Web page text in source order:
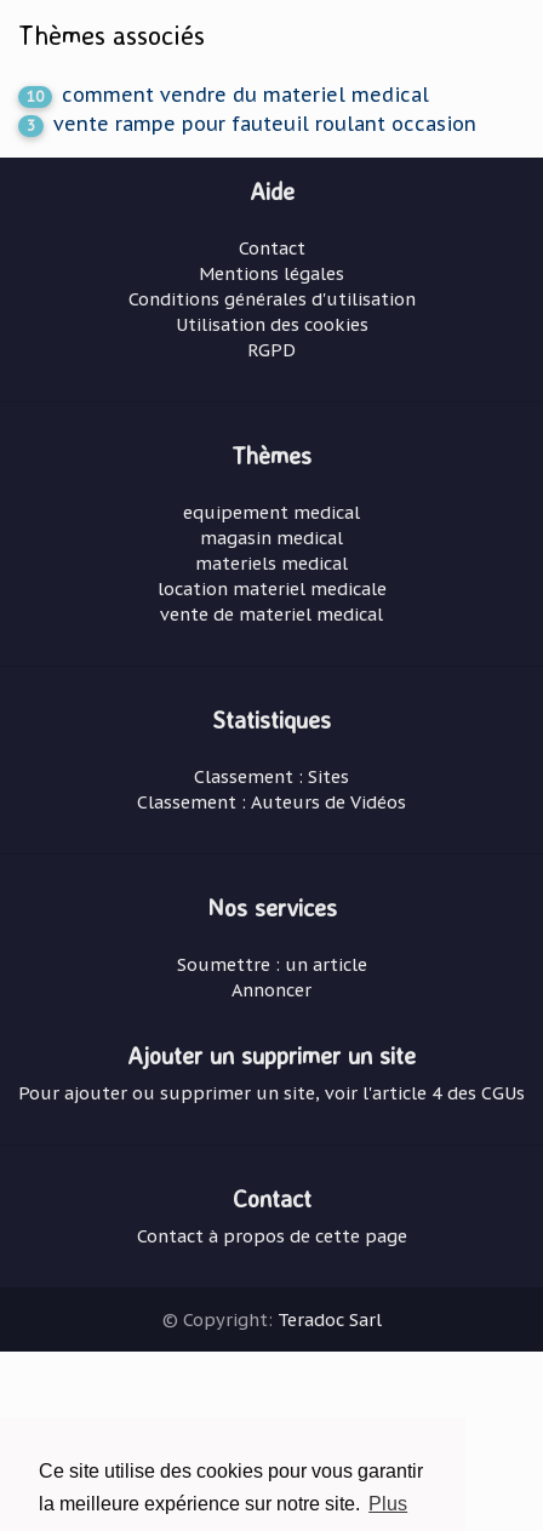
Ce site utilise des cookies pour vous garantir
la meilleure expérience sur notre site. Plus
Thèmes associés
10 comment vendre du materiel medical
3 vente rampe pour fauteuil roulant occasion
Aide
Contact
Mentions légales
Conditions générales d'utilisation
Utilisation des cookies
RGPD
Thèmes
equipement medical
magasin medical
materiels medical
location materiel medicale
vente de materiel medical
Statistiques
Classement : Sites
Classement : Auteurs de Vidéos
Nos services
Soumettre : un article
Annoncer
Ajouter un supprimer un site
Pour ajouter ou supprimer un site, voir l'article 4 des CGUs
Contact
Contact à propos de cette page
© Copyright: Teradoc Sarl